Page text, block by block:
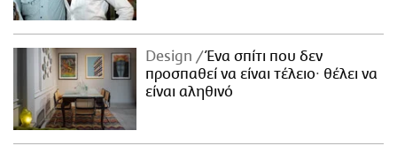
Design
Ένα σπίτι που δεν
προσπαθεί να είναι τέλειο· θέλει να
είναι αληθινό